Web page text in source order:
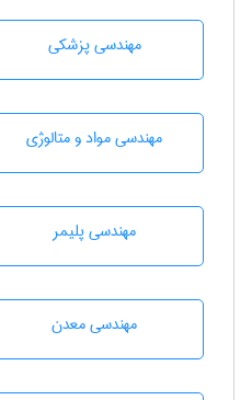
مهندسی پزشکی
مهندسی مواد و متالوژی
مهندسی پليمر
مهندسی معدن